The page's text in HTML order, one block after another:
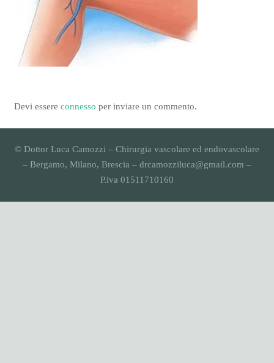
Devi essere connesso per inviare un commento.
© Dottor Luca Camozzi – Chirurgia vascolare ed endovascolare
– Bergamo, Milano, Brescia – drcamozziluca@gmail.com –
P.iva 01511710160